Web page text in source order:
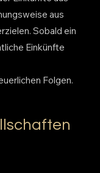
aus
Sobald ein
Einkünfte
Folgen.